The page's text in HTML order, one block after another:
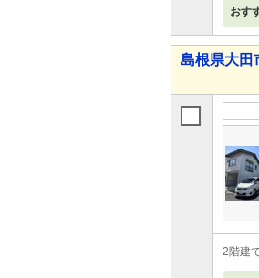
おす
島根県大田
2階建